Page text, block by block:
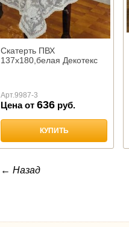
Скатерть ПВХ
137х180,белая Декотекс
Арт.9987-3
Цена от 636 руб.
КУПИТЬ
← Назад